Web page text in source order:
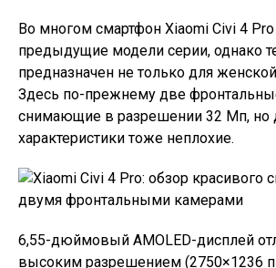
Во многом смартфон Xiaomi Civi 4
предыдущие модели серии, однако
предназначен не только для
Здесь по-прежнему две
снимающие в разрешении 32 Мп, но
характеристики тоже неплохие.
6,55-дюймовый AMOLED-дисплей
высоким разрешением (2750×1236